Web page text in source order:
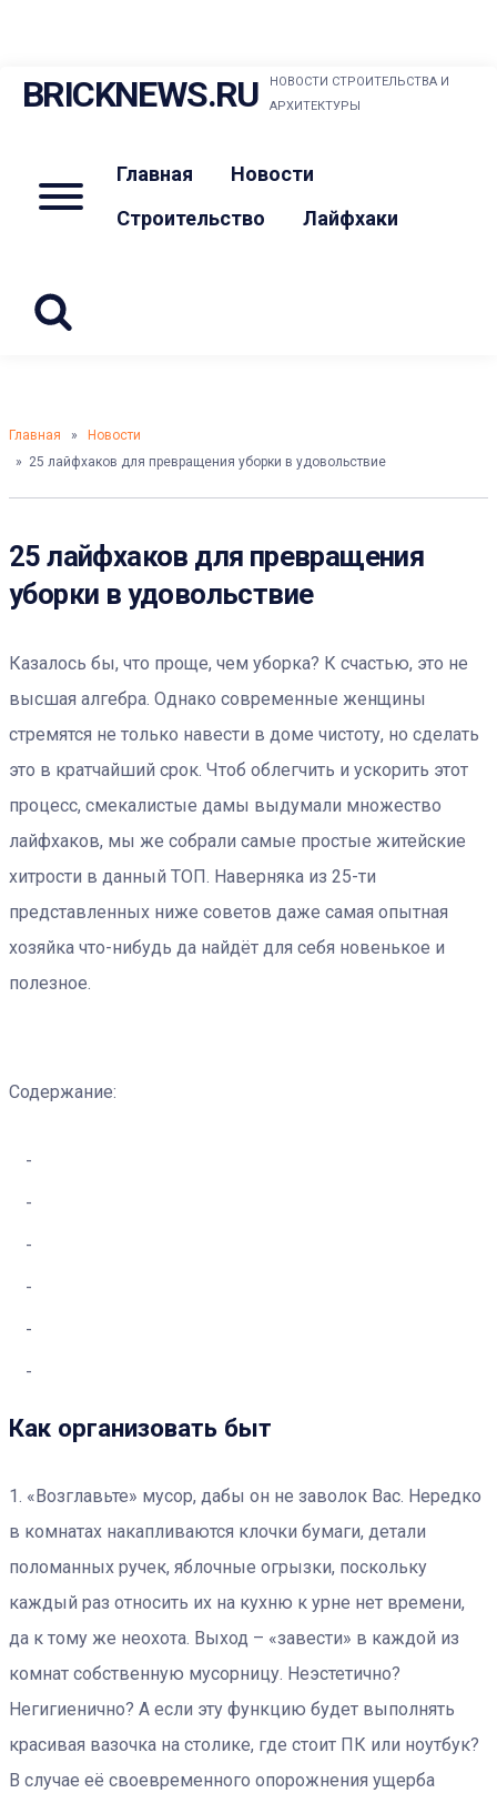
SkipBRICKNEWS.RU
НОВОСТИ СТРОИТЕЛЬСТВА И
АРХИТЕКТУРЫ
Menu Главная
Новости
Строительство
Лайфхаки
Главная »
Новости
» 25 лайфхаков для превращения уборки в удовольствие
25 лайфхаков для превращения
уборки в удовольствие
Казалось бы, что проще, чем уборка? К счастью, это не
высшая алгебра. Однако современные женщины
стремятся не только навести в доме чистоту, но сделать
это в кратчайший срок. Чтоб облегчить и ускорить этот
процесс, смекалистые дамы выдумали множество
лайфхаков, мы же собрали самые простые житейские
хитрости в данный ТОП. Наверняка из 25-ти
представленных ниже советов даже самая опытная
хозяйка что-нибудь да найдёт для себя новенькое и
полезное.
Содержание:
Как организовать быт
1. «Возглавьте» мусор, дабы он не заволок Вас. Нередко
в комнатах накапливаются клочки бумаги, детали
поломанных ручек, яблочные огрызки, поскольку
каждый раз относить их на кухню к урне нет времени,
да к тому же неохота. Выход – «завести» в каждой из
комнат собственную мусорницу. Неэстетично?
Негигиенично? А если эту функцию будет выполнять
красивая вазочка на столике, где стоит ПК или ноутбук?
В случае её своевременного опорожнения ущерба